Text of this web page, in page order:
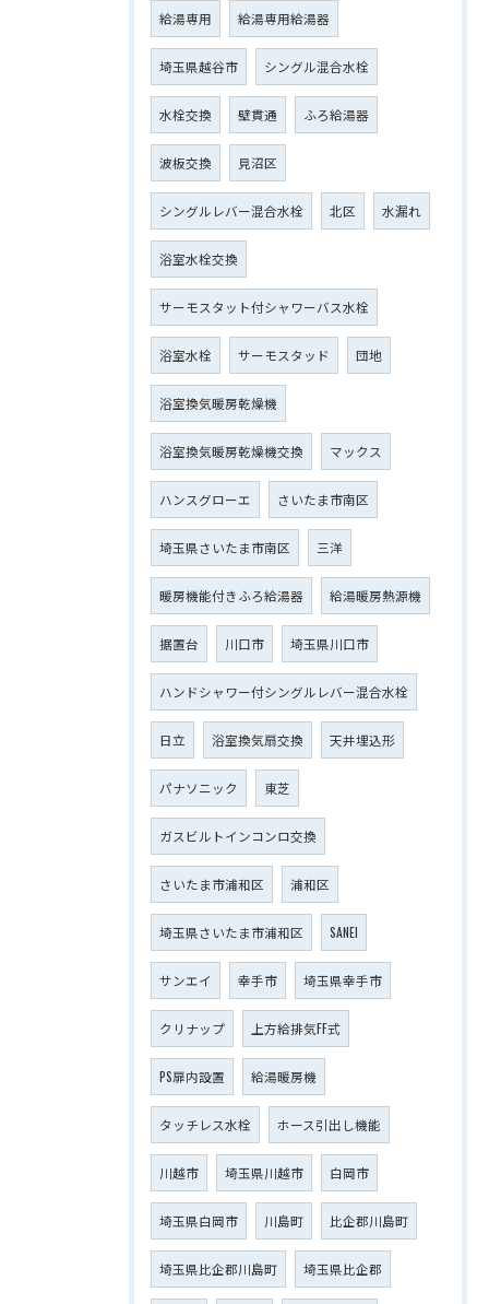
給湯専用 給湯専用給湯器
埼玉県越谷市 シングル混合水栓
水栓交換 壁貫通 ふろ給湯器
波板交換 見沼区
シングルレバー混合水栓 北区 水漏れ
浴室水栓交換
サーモスタット付シャワーバス水栓
浴室水栓 サーモスタッド 団地
浴室換気暖房乾燥機
浴室換気暖房乾燥機交換 マックス
ハンスグローエ さいたま市南区
埼玉県さいたま市南区 三洋
暖房機能付きふろ給湯器 給湯暖房熱源機
据置台 川口市 埼玉県川口市
ハンドシャワー付シングルレバー混合水栓
日立 浴室換気扇交換 天井埋込形
パナソニック 東芝
ガスビルトインコンロ交換
さいたま市浦和区 浦和区
埼玉県さいたま市浦和区 SANEI
サンエイ 幸手市 埼玉県幸手市
クリナップ 上方給排気FF式
PS扉内設置 給湯暖房機
タッチレス水栓 ホース引出し機能
川越市 埼玉県川越市 白岡市
埼玉県白岡市 川島町 比企郡川島町
埼玉県比企郡川島町 埼玉県比企郡